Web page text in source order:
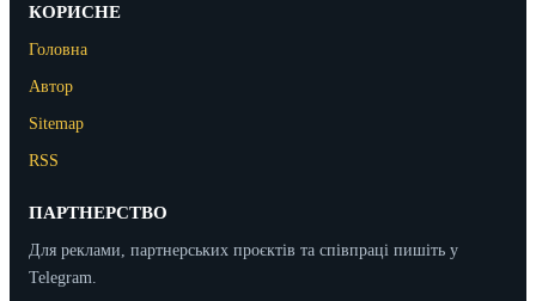
КОРИСНЕ
Головна
Автор
Sitemap
RSS
ПАРТНЕРСТВО
Для реклами, партнерських проєктів та співпраці пишіть у
Telegram.